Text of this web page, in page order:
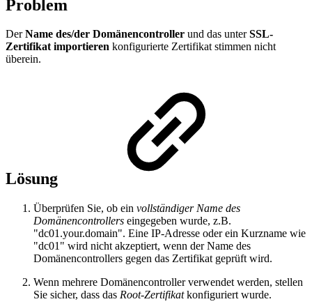
Problem
DerName des/der Domänencontroller und das unterSSL-
Zertifikat importieren konfigurierte Zertifikat stimmen nicht
überein.
Lösung
Überprüfen Sie, ob ein vollständiger Name des
Domänencontrollers eingegeben wurde, z.B.
"dc01.your.domain". Eine IP-Adresse oder ein Kurzname wie
"dc01" wird nicht akzeptiert, wenn der Name des
Domänencontrollers gegen das Zertifikat geprüft wird.
Wenn mehrere Domänencontroller verwendet werden, stellen
Sie sicher, dass das Root-Zertifikatkonfiguriert wurde.